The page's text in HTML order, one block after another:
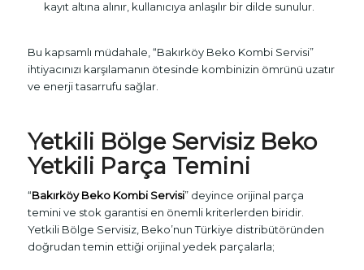
kayıt altına alınır, kullanıcıya anlaşılır bir dilde sunulur.
Bu kapsamlı müdahale, “Bakırköy Beko Kombi Servisi”
ihtiyacınızı karşılamanın ötesinde kombinizin ömrünü uzatır
ve enerji tasarrufu sağlar.
Yetkili Bölge Servisiz Beko
Yetkili Parça Temini
“Bakırköy Beko Kombi Servisi” deyince orijinal parça
temini ve stok garantisi en önemli kriterlerden biridir.
Yetkili Bölge Servisiz, Beko’nun Türkiye distribütöründen
doğrudan temin ettiği orijinal yedek parçalarla;